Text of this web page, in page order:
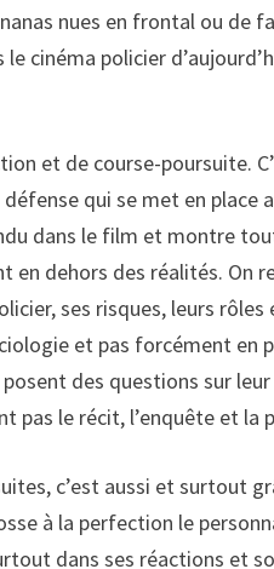
nues en frontal ou de
cinéma policier
et de course-poursuite.
qui se met en place
dans le film et montre
en dehors des réalités. On
ses risques, leurs
et pas forcément en
des questions sur
pas le récit, l’enquête et la
c’est aussi et surtout
à la perfection le
dans ses réactions et